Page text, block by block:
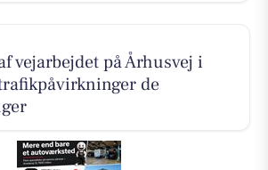
vejarbejdet på Århusvej i
de